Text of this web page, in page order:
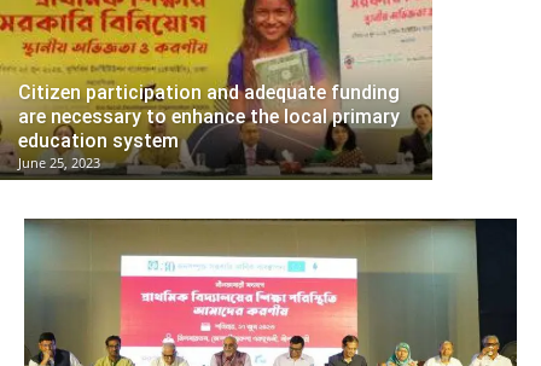
Citizen participation and adequate funding
are necessary to enhance the local primary
education system
June 25, 2023